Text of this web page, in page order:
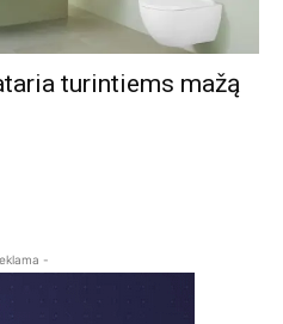
turintiems mažą
-